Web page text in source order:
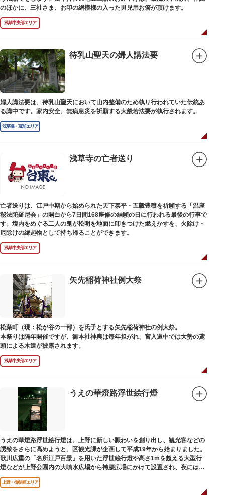
のほかに、三社さま、お印の網模様の入った男児用お箸が頂けます。
浅草中央部エリア
待乳山聖天の婦人講法要
婦人講法要は、待乳山聖天において山内整備のため執り行われていた伝統あ
る講中です。家内安全、無病息災を祈願する大般若法要が執行されます。
浅草橋・蔵前エリア
浅草寺の亡者送り
亡者送りは、江戸中期から始められた天下泰平・五穀豊穣を祈願する「温座
秘法陀羅尼会」の開白から7日間168座修の結願の日に行われる最後の行事で
す。境内をめぐる二人の鬼が松明を地面に叩きつけた燃えかすを、火除け・
厄除けの縁起物として持ち帰ることができます。
浅草中央部エリア
矢先稲荷神社例大祭
松葉町（現：松が谷の一部）を氏子とする矢先稲荷神社の例大祭。
本祭りは隔年開催ですが、御本社神輿は毎年担がれ、宮入道中では大勢の鳶
頭による木遣が披露されます。
浅草中央部エリア
うえの華燈路浮世絵行燈
うえの華燈路浮世絵行燈は、上野に新しい賑わいを創り出し、観光客などの
誘致をさらに高めようと、区観光課が企画して平成19年から始まりました。
歌川広重の「名所江戸百景」を用いた浮世絵行燈や高さ1mを超える大型行
燈などが上野公園内の大噴水広場から袴腰広場にかけて設置され、夜には行
燈が灯されて江戸風情を楽しむことができます。
上野・御徒町エリア